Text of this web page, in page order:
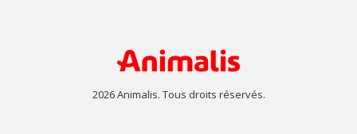
2026 Animalis. Tous droits réservés.